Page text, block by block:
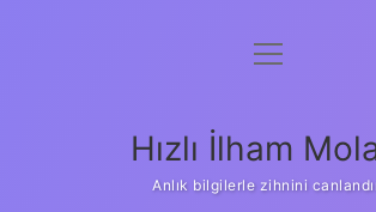
Anasayfa
Yasal Uyarı
menüyü
Hızlı İlham
Anlık bilgilerle zihnini